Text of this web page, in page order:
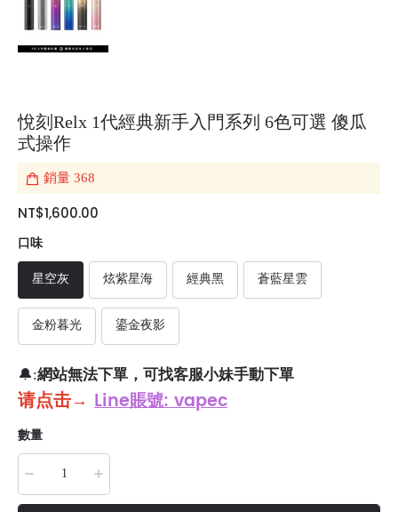
悅刻Relx 1代經典新手入門系列 6色可選 傻瓜
式操作
銷量 368
NT$1,600.00
口味
星空灰 炫紫星海 經典黑 蒼藍星雲
金粉暮光 鎏金夜影
🔔:網站無法下單，可找客服小妹手動下單
请点击→ Line賬號: vapec
數量